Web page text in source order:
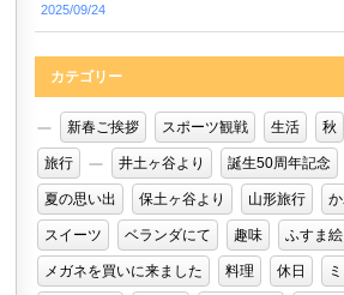
2025/09/24
カテゴリー
新春ご挨拶 スポーツ観戦 生活 秋
旅行 井土ヶ谷より 誕生50周年記念
夏の思い出 保土ヶ谷より 山形旅行
スイーツ ベランダにて 趣味 ふすま絵
メガネを買いに来ました 料理 休日